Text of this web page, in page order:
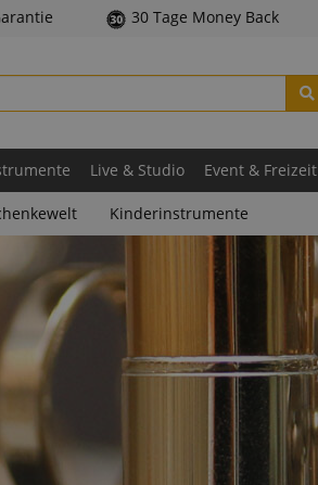
30 Tage Money Back
Live & Studio Event & Freizeit
Kinderinstrumente